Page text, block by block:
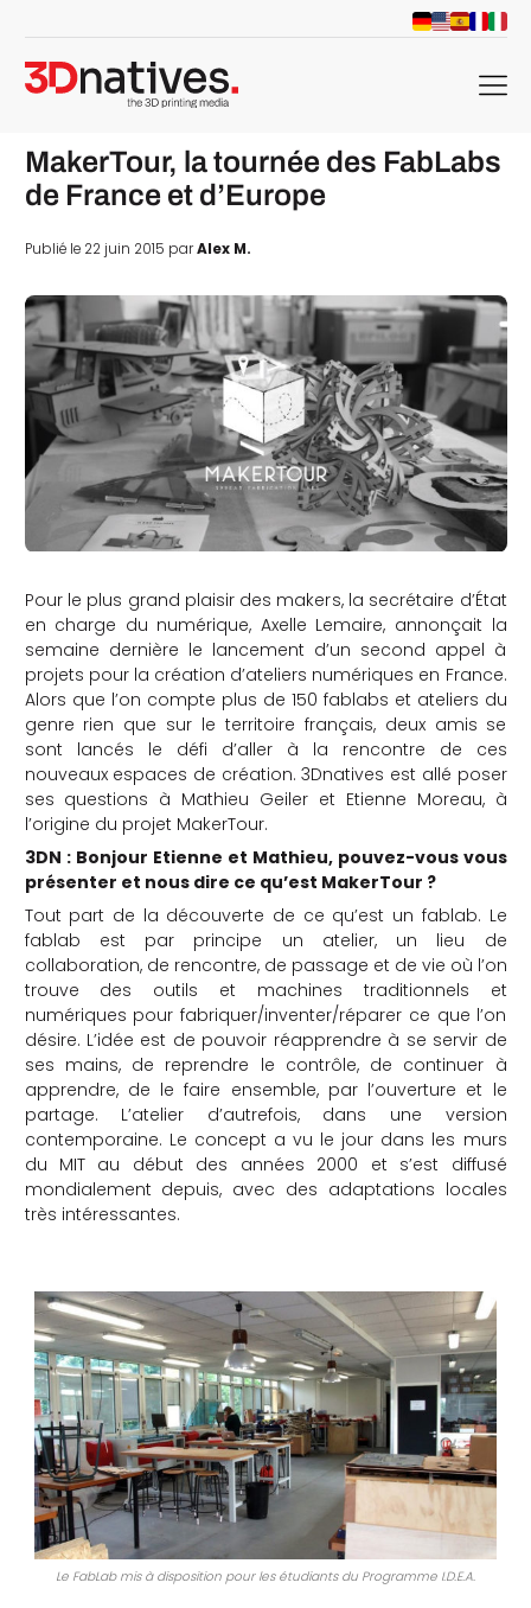
menu
MakerTour, la tournée des FabLabs
de France et d’Europe
Publié le 22 juin 2015 parAlex M.
Pour le plus grand plaisir des makers, la secrétaire d’État
en charge du numérique, Axelle Lemaire, annonçait la
semaine dernière le lancement d’un second appel à
projets pour la création d’ateliers numériques en France.
Alors que l’on compte plus de 150 fablabs et ateliers du
genre rien que sur le territoire français, deux amis se
sont lancés le défi d’aller à la rencontre de ces
nouveaux espaces de création. 3Dnatives est allé poser
ses questions à Mathieu Geiler et Etienne Moreau, à
l’origine du projet MakerTour.
3DN : Bonjour Etienne et Mathieu, pouvez-vous vous
présenter et nous dire ce qu’est MakerTour ?
Tout part de la découverte de ce qu’est un fablab. Le
fablab est par principe un atelier, un lieu de
collaboration, de rencontre, de passage et de vie où l’on
trouve des outils et machines traditionnels et
numériques pour fabriquer/inventer/réparer ce que l’on
désire. L’idée est de pouvoir réapprendre à se servir de
ses mains, de reprendre le contrôle, de continuer à
apprendre, de le faire ensemble, par l’ouverture et le
partage. L’atelier d’autrefois, dans une version
contemporaine. Le concept a vu le jour dans les murs
du MIT au début des années 2000 et s’est diffusé
mondialement depuis, avec des adaptations locales
très intéressantes.
Le FabLab mis à disposition pour les étudiants du Programme I.D.E.A.